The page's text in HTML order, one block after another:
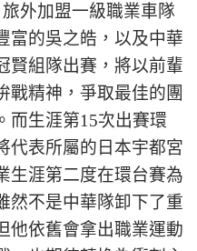
外加盟一級職業車隊
富的吳之皓，以及中華
賢組隊出賽，將以前輩
戰精神，爭取最佳的團
而生涯第15次出賽環
代表所屬的日本宇都宮
生涯第二度在環台賽為
然不是中華隊卸下了重
他依舊會拿出職業運動